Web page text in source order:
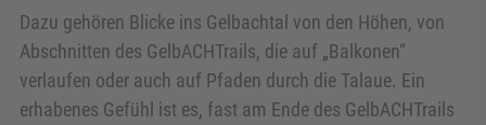
Dazu gehören Blicke ins Gelbachtal von den Höhen, von
Abschnitten des GelbACHTrails, die auf „Balkonen“
verlaufen oder auch auf Pfaden durch die Talaue. Ein
erhabenes Gefühl ist es, fast am Ende des GelbACHTrails